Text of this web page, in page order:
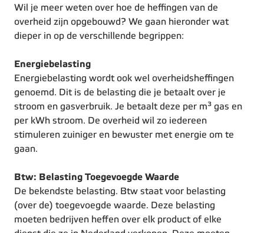
Wil je meer weten over hoe de heffingen van de
overheid zijn opgebouwd? We gaan hieronder wat
dieper in op de verschillende begrippen:
Energiebelasting
Energiebelasting wordt ook wel overheidsheffingen
genoemd. Dit is de belasting die je betaalt over je
stroom en gasverbruik. Je betaalt deze per m³ gas en
per kWh stroom. De overheid wil zo iedereen
stimuleren zuiniger en bewuster met energie om te
gaan.
Btw: Belasting Toegevoegde Waarde
De bekendste belasting. Btw staat voor belasting
(over de) toegevoegde waarde. Deze belasting
moeten bedrijven heffen over elk product of elke